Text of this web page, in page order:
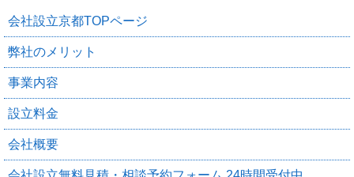
会社設立京都TOPページ
弊社のメリット
事業内容
設立料金
会社概要